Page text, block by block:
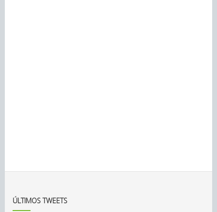
ÚLTIMOS TWEETS